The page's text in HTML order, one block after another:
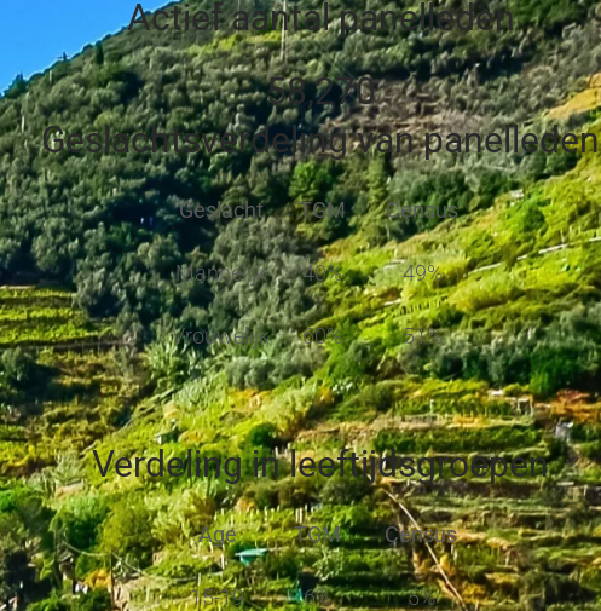
Actief aantal panelleden
58,270
Geslachtsverdeling van panelleden
Geslacht TGM Census
Mannelijk 40% 49%
Vrouwelijk 60% 51%
Verdeling in leeftijdsgroepen
Age TGM Census
15-19 6% 5%